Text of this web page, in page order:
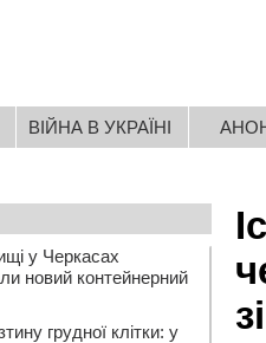
ВІЙНА В УКРАЇНІ
у Черкасах
новий контейнерний
грудної клітки: у